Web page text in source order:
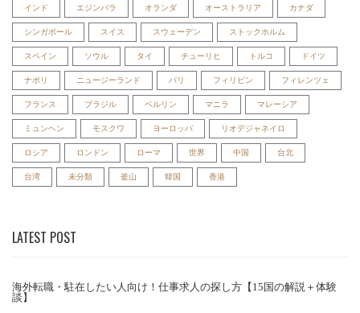
インド エジンバラ オランダ オーストラリア カナダ
シンガポール スイス スウェーデン ストックホルム
スペイン ソウル タイ チューリヒ トルコ ドイツ
ナポリ ニュージーランド パリ フィリピン フィレンツェ
フランス ブラジル ベルリン マニラ マレーシア
ミュンヘン モスクワ ヨーロッパ リオデジャネイロ
ロシア ロンドン ローマ 世界 中国 台北
台湾 未分類 釜山 韓国 香港
LATEST POST
海外転職・駐在したい人向け！仕事求人の探し方【15国の解説＋体験
談】